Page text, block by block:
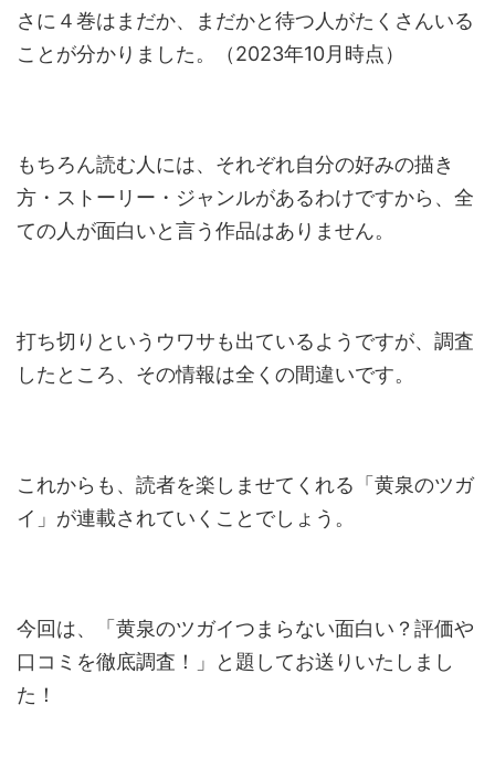
さに４巻はまだか、まだかと待つ人がたくさんいる
ことが分かりました。（2023年10月時点）
もちろん読む人には、それぞれ自分の好みの描き
方・ストーリー・ジャンルがあるわけですから、全
ての人が面白いと言う作品はありません。
打ち切りというウワサも出ているようですが、調査
したところ、その情報は全くの間違いです。
これからも、読者を楽しませてくれる「黄泉のツガ
イ」が連載されていくことでしょう。
今回は、「黄泉のツガイつまらない面白い？評価や
口コミを徹底調査！」と題してお送りいたしまし
た！